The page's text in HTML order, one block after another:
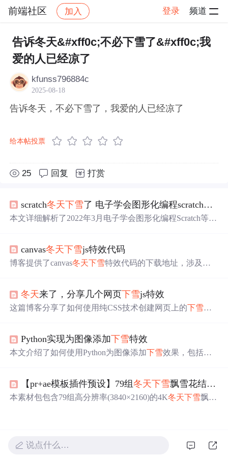
前端社区 加入 登录 频道
社区 前端社区 感慨 帖子详情
告诉冬天&#xff0c;不必下雪了&#xff0c;我
爱的人已经凉了
kfunss796884c
2025-08-18
告诉冬天，不必下雪了，我爱的人已经凉了
给本帖投票
25 回复 打赏
scratch冬天下雪了 电子学会图形化编程scratch等级考试三级真题和答案解析2022年3月
本文详细解析了2022年3月电子学会图形化编程Scratch等级
供了相关学习资源，如蓝桥杯比赛资料、考级资料和视频
课程。
canvas冬天下雪js特效代码
博客提供了canvas冬天下雪特效代码的下载地址，涉及前
冬天来了，分享几个网页下雪js特效
这篇博客分享了如何使用纯CSS技术创建网页上的下雪背
Python实现为图像添加下雪特效
本文介绍了如何使用Python为图像添加下雪效果，包括故
【pr+ae模板插件预设】79组冬天下雪飘雪花结冰特效合成mg动画
本素材包包含79组高分辨率(3840×2160)的4K冬天 下雪飘雪
合模式可轻松叠加到原视频上。
说点什么…